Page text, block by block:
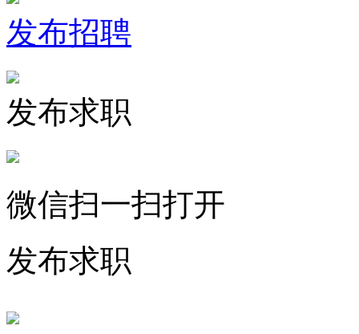
发布招聘
发布求职
微信扫一扫打开
发布求职